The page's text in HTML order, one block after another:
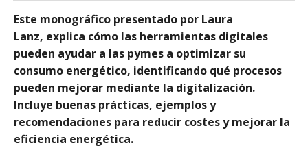
Este monográfico presentado por Laura
Lanz, explica cómo las herramientas digitales
pueden ayudar a las pymes a optimizar su
consumo energético, identificando qué procesos
pueden mejorar mediante la digitalización.
Incluye buenas prácticas, ejemplos y
recomendaciones para reducir costes y mejorar la
eficiencia energética.